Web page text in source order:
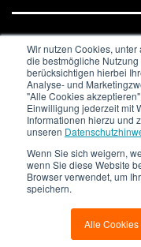
Wir nutzen Cookies,
die bestmögliche
berücksichtigen hierbei
Analyse- und
"Alle Cookies
Einwilligung jederzeit mit
Informationen hierzu und
unseren
Wenn Sie sich weigern,
wenn Sie diese Website
Browser verwendet, um
speichern.
Alle
JOBS & KARRIERE
DATENSCHUTZ
Copyright ©